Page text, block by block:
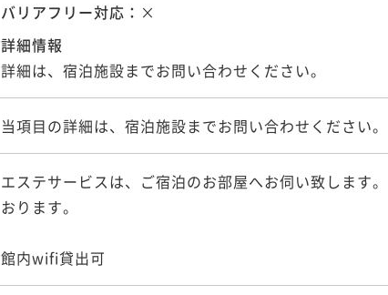
バリアフリー対応： ×
詳細情報
詳細は、宿泊施設までお問い合わせください。
当項目の詳細は、宿泊施設までお問い合わせください。
エステサービスは、ご宿泊のお部屋へお伺い致します
おります。
館内wifi貸出可